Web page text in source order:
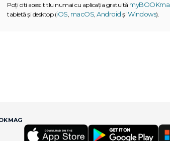
Poți citi acest titlu numai cu aplicația gratuită
tabletă și desktop (iOS, macOS, Android și Windows).